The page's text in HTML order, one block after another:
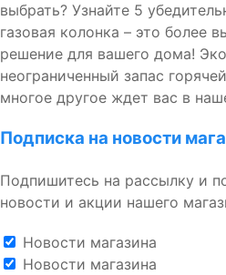
выбрать? Узнайте 5
газовая колонка – это более
решение для вашего дома!
неограниченный запас
многое другое ждет вас в
Подписка на новости
Подпишитесь на рассылку и
новости и акции нашего
Новости магазина
Новости магазина